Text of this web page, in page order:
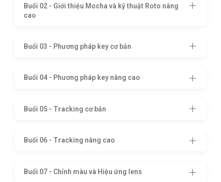
hoc-after-effects-hieu-ung-motion-1.html
Buổi 02 - Giới thiệu Mocha và kỹ thuật Roto nâng
cao
Buổi 03 - Phương pháp key cơ bản
Buổi 04 - Phương pháp key nâng cao
Buổi 05 - Tracking cơ bản
Buổi 06 - Tracking nâng cao
Buổi 07 - Chỉnh màu và Hiệu ứng lens